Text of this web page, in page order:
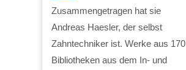
Zusammengetragen hat sie
Andreas Haesler, der selbst
Zahntechniker ist. Werke aus 170
Bibliotheken aus dem In- und